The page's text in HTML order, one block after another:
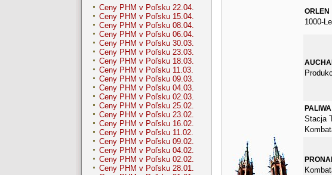
Ceny PHM v Poľsku 22.04.
Ceny PHM v Poľsku 15.04.
Ceny PHM v Poľsku 08.04.
Ceny PHM v Poľsku 06.04.
Ceny PHM v Poľsku 30.03.
Ceny PHM v Poľsku 23.03.
Ceny PHM v Poľsku 18.03.
Ceny PHM v Poľsku 11.03.
Ceny PHM v Poľsku 09.03.
Ceny PHM v Poľsku 04.03.
Ceny PHM v Poľsku 02.03.
Ceny PHM v Poľsku 25.02.
Ceny PHM v Poľsku 23.02.
Ceny PHM v Poľsku 16.02.
Ceny PHM v Poľsku 11.02.
Ceny PHM v Poľsku 09.02.
Ceny PHM v Poľsku 04.02.
Ceny PHM v Poľsku 02.02.
Ceny PHM v Poľsku 28.01.
ORLEN
1000-
PALIWA
Stacja